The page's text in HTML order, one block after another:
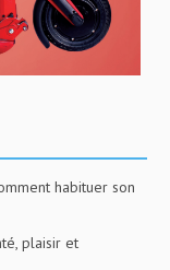
habituer son
plaisir et